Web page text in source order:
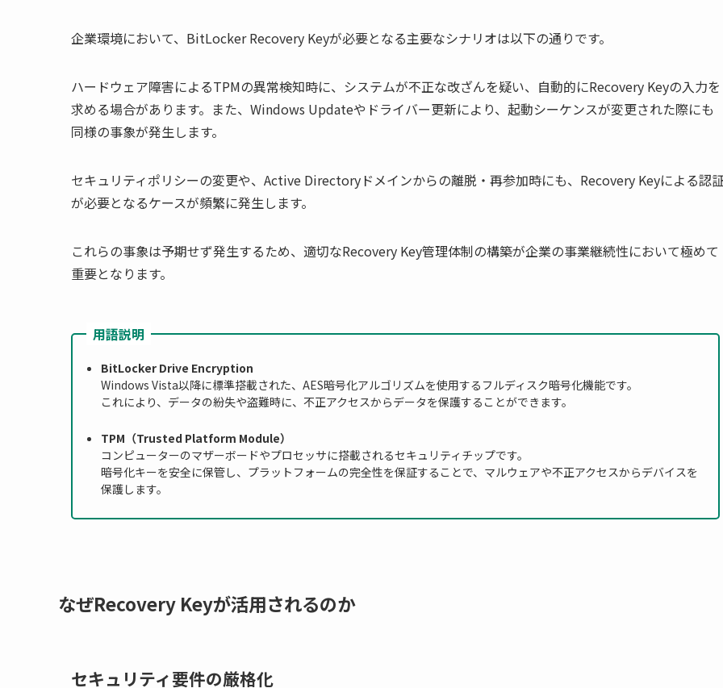
企業環境において、BitLocker Recovery Keyが必要となる主要なシナリオは以下の通りです。
ハードウェア障害によるTPMの異常検知時に、システムが不正な改ざんを疑い、自動的にRecovery Keyの入力を
求める場合があります。また、Windows Updateやドライバー更新により、起動シーケンスが変更された際にも
同様の事象が発生します。
セキュリティポリシーの変更や、Active Directoryドメインからの離脱・再参加時にも、Recovery Keyによる認
が必要となるケースが頻繁に発生します。
これらの事象は予期せず発生するため、適切なRecovery Key管理体制の構築が企業の事業継続性において極めて
重要となります。
用語説明
BitLocker Drive Encryption
Windows Vista以降に標準搭載された、AES暗号化アルゴリズムを使用するフルディスク暗号化機能です。
これにより、データの紛失や盗難時に、不正アクセスからデータを保護することができます。
TPM（Trusted Platform Module）
コンピューターのマザーボードやプロセッサに搭載されるセキュリティチップです。
暗号化キーを安全に保管し、プラットフォームの完全性を保証することで、マルウェアや不正アクセスからデバイスを
保護します。
なぜRecovery Keyが活用されるのか
セキュリティ要件の厳格化